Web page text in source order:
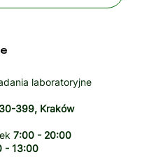
laboratoryjne
399, Kraków
7:00 - 20:00
- 13:00